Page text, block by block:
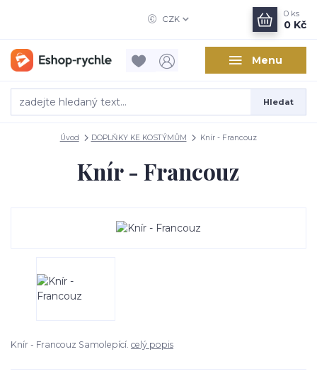
Menu
CZK
Hledat
0 ks
0 Kč
Úvod DOPLŇKY KE KOSTÝMŮM Knír - Francouz
Knír - Francouz
Knír - Francouz Samolepící. celý popis